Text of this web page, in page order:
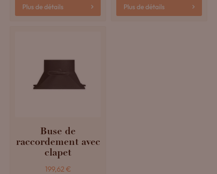
Plus de détails Plus de détails
Buse de
raccordement avec
clapet
199,62€